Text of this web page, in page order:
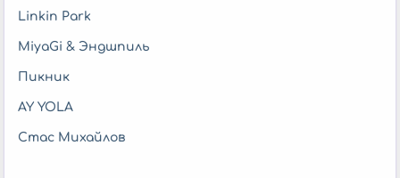
Linkin Park
MiyaGi & Эндшпиль
Пикник
AY YOLA
Стас Михайлов